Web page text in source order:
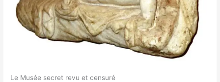
Le Musée secret revu et censuré